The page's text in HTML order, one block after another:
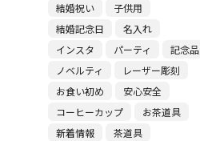
結婚祝い
子供用
結婚記念日
名入れ
インスタ
パーティ
記念品
ノベルティ
レーザー彫刻
お食い初め
安心安全
コーヒーカップ
お茶道具
新着情報
茶道具